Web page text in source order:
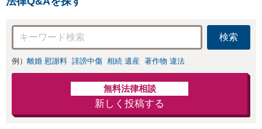
検索
例） 離婚 慰謝料 誹謗中傷 相続 遺産 著作物 違法
無料法律相談
新しく投稿する